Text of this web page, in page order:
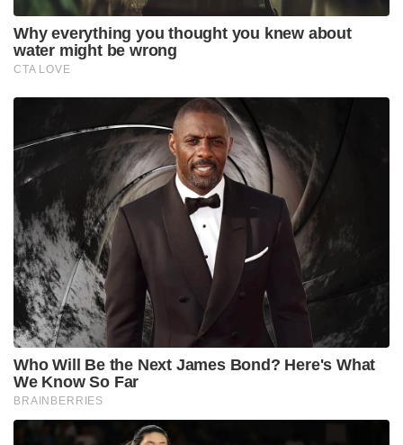
Why everything you thought you knew about
water might be wrong
CTA LOVE
Who Will Be the Next James Bond? Here's What
We Know So Far
BRAINBERRIES